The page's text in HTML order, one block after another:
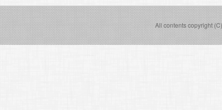
All contents copyright